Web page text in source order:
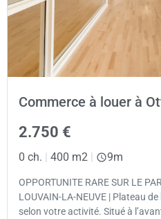
Commerce à louer à
2.750 €
0 ch. | 400 m2 | 9m
OPPORTUNITE RARE SUR LE
LOUVAIN-LA-NEUVE | Plateau
selon votre activité. Situé à